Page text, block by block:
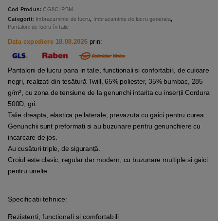
Cod Produs:CG8CLPBM
Categorii: Imbracaminte de lucru, Imbracaminte de lucru generala,
Pantaloni de lucru în talie
Data expediere 18.08.2026 prin:
Pantaloni de lucru pana in talie, functionali si confortabili, de culoare
negri, realizati din tesătură Twill, 65% poliester, 35% bumbac, 285
g/m², cu zona de tensiune de la genunchi intarita cu inserții Cordura
500D, gri.
Talie dreapta, elastica pe laterale, prevazuta cu gaici pentru curea.
Genunchii sunt preformati si au buzunare pentru genunchiere cu
incarcare de jos.
Au cusături triple, de siguranță.
Croiul este clasic, regular dar modern, cu buzunare multiple si gaici
pentru unelte.
Specificatii tehnice:
Rezistenti, functionali si comfortabili